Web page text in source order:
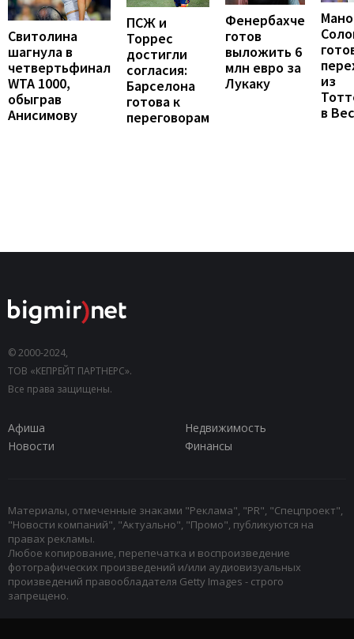
Свитолина
шагнула в
четвертьфинал
WTA 1000,
обыграв
Анисимову
ПСЖ и
Торрес
достигли
согласия:
Барселона
готова к
переговорам
Фенербахче
готов
выложить 6
млн евро за
Лукаку
из
в
© 2000-2024,
ТОВ «КЕПРЕЙТ ПАРТНЕРС».
Все права защищены.
Афиша
Недвижимость
Новости
Финансы
Материалы, отмеченные знаками "Реклама", "PR", "Спецпроект",
"Новости компаний", "Актуально", "Промо", публикуются на
правах рекламы.
Любое копирование, перепечатка и воспроизведение
фотографических произведений и/или аудиовизуальных
произведений правообладателя Getty Images - строго
запрещено.